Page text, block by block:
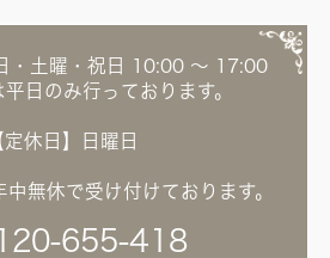
・土曜・祝日 10:00 ～ 17:00
日のみ行っております。
定休日】日曜日
無休で受け付けております。
655-418